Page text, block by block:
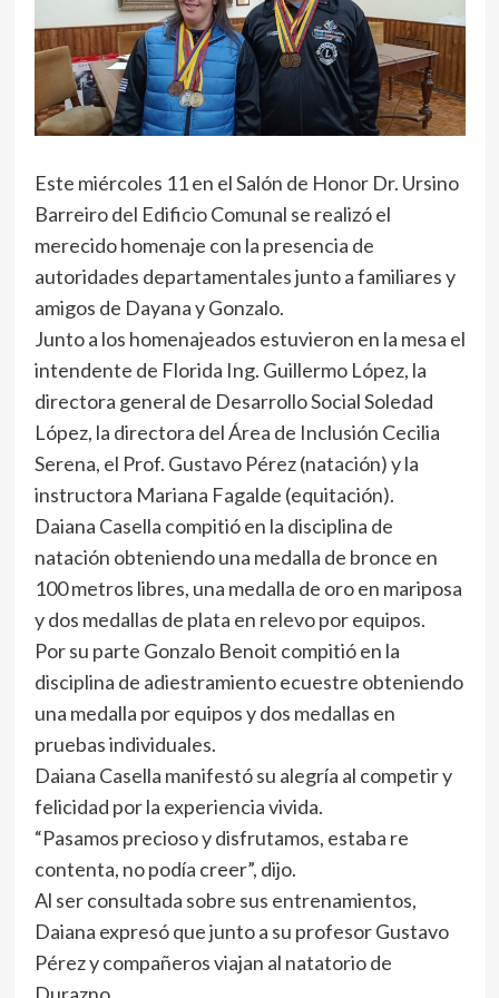
Este miércoles 11 en el Salón de Honor Dr. Ursino
Barreiro del Edificio Comunal se realizó el
merecido homenaje con la presencia de
autoridades departamentales junto a familiares y
amigos de Dayana y Gonzalo.
Junto a los homenajeados estuvieron en la mesa el
intendente de Florida Ing. Guillermo López, la
directora general de Desarrollo Social Soledad
López, la directora del Área de Inclusión Cecilia
Serena, el Prof. Gustavo Pérez (natación) y la
instructora Mariana Fagalde (equitación).
Daiana Casella compitió en la disciplina de
natación obteniendo una medalla de bronce en
100 metros libres, una medalla de oro en mariposa
y dos medallas de plata en relevo por equipos.
Por su parte Gonzalo Benoit compitió en la
disciplina de adiestramiento ecuestre obteniendo
una medalla por equipos y dos medallas en
pruebas individuales.
Daiana Casella manifestó su alegría al competir y
felicidad por la experiencia vivida.
“Pasamos precioso y disfrutamos, estaba re
contenta, no podía creer”, dijo.
Al ser consultada sobre sus entrenamientos,
Daiana expresó que junto a su profesor Gustavo
Pérez y compañeros viajan al natatorio de